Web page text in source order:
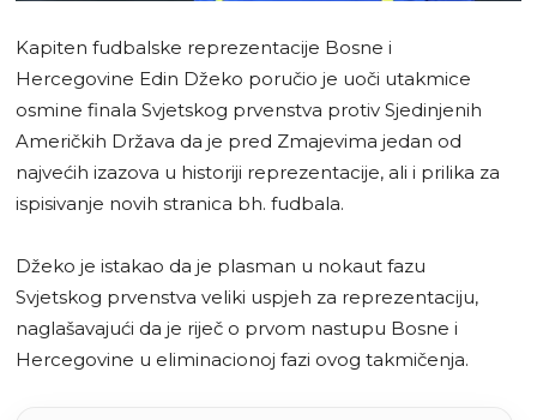
Kapiten fudbalske reprezentacije Bosne i
Hercegovine Edin Džeko poručio je uoči utakmice
osmine finala Svjetskog prvenstva protiv Sjedinjenih
Američkih Država da je pred Zmajevima jedan od
najvećih izazova u historiji reprezentacije, ali i prilika za
ispisivanje novih stranica bh. fudbala.
Džeko je istakao da je plasman u nokaut fazu
Svjetskog prvenstva veliki uspjeh za reprezentaciju,
naglašavajući da je riječ o prvom nastupu Bosne i
Hercegovine u eliminacionoj fazi ovog takmičenja.